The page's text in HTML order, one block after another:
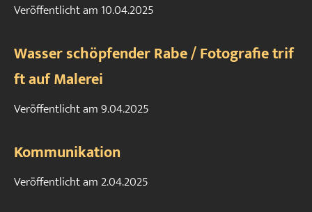
Veröffentlicht am 10.04.2025
Wasser schöpfender Rabe / Fotografie trif
ft auf Malerei
Veröffentlicht am9.04.2025
Kommunikation
Veröffentlicht am2.04.2025